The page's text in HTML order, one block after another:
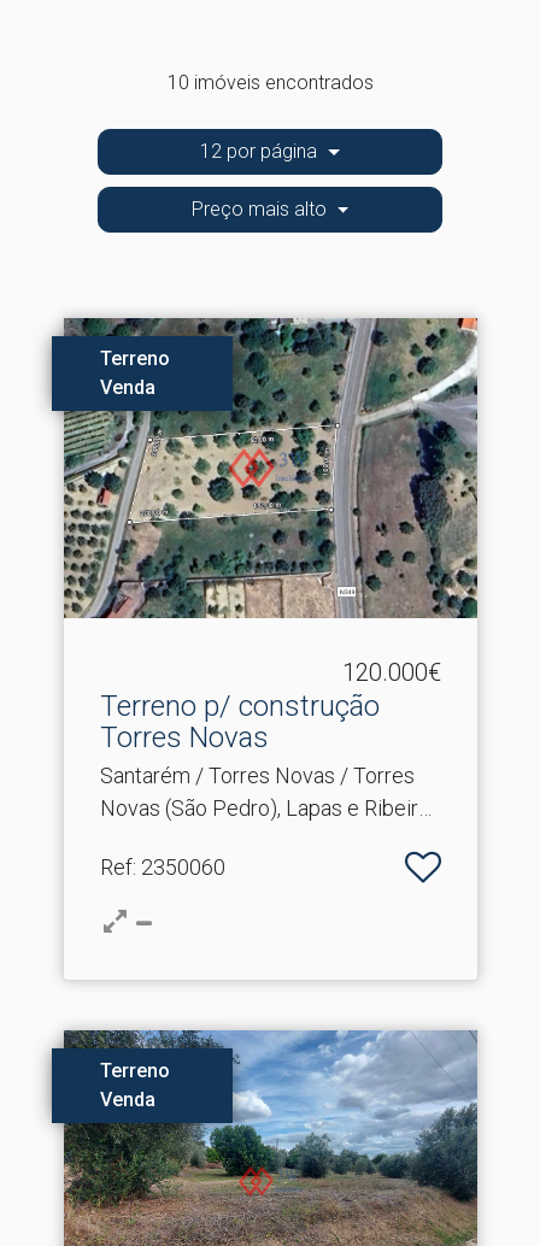
10 imóveis encontrados
12 por página
Preço mais alto
Terreno
Venda
120.000€
Terreno p/ construção
Torres Novas
Santarém / Torres Novas / Torres
Novas (São Pedro), Lapas e Ribeira
Ref: 2350060
Terreno
Venda